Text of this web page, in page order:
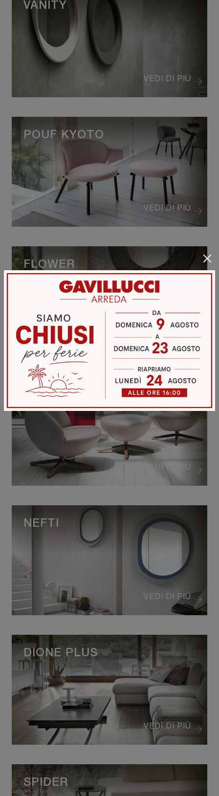
VEDI DI PIÙ
VANITY
VEDI DI PIÙ
POUF KYOTO
VEDI DI PIÙ
FLOWER
VEDI DI PIÙ
POUF VOVO
VEDI DI PIÙ
NEFTI
VEDI DI PIÙ
DIONE PLUS
SPIDER